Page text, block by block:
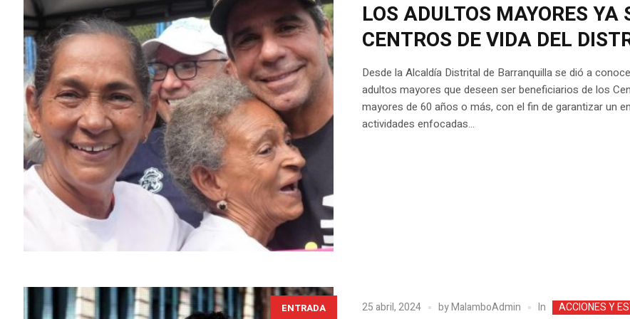
LOS ADULTOS MAYORES YA
CENTROS DE VIDA DEL
Desde la Alcaldía Distrital de Barranquilla se dió a
adultos mayores que deseen ser beneficiarios de los
mayores de 60 años o más, con el fin de garantizar un
actividades enfocadas...
ENTRADA 25 abril, 2024 byMalamboAdmin In ACCIONES Y